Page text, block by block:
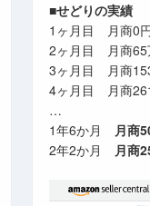
■せどりの実績
1ヶ月目 月商0
2ヶ月目 月商65
3ヶ月目 月商
4ヶ月目 月商
…
1年6か月 月商
2年2か月 月商